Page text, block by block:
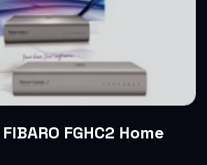
FGHC2 Home